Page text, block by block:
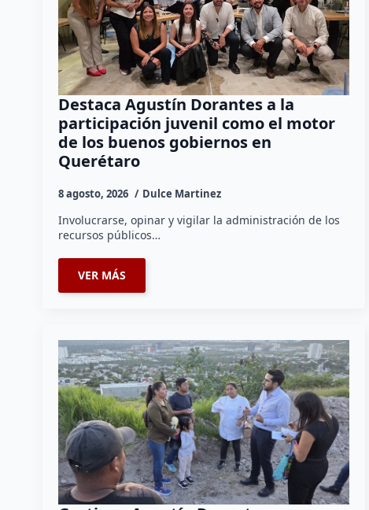
Destaca Agustín Dorantes a la
participación juvenil como el motor
de los buenos gobiernos en
Querétaro
8 agosto, 2026 Dulce Martinez
Involucrarse, opinar y vigilar la administración de los
recursos públicos…
VER MÁS